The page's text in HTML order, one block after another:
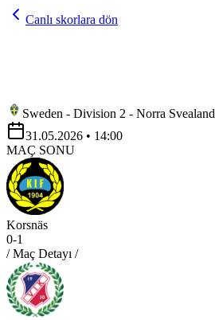
Canlı skorlara dön
Sweden - Division 2 - Norra Svealand
31.05.2026 • 14:00
MAÇ SONU
Korsnäs
0-1
/ Maç Detayı /